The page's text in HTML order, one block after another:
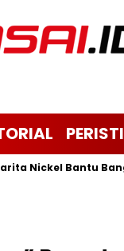
Nickel Bantu